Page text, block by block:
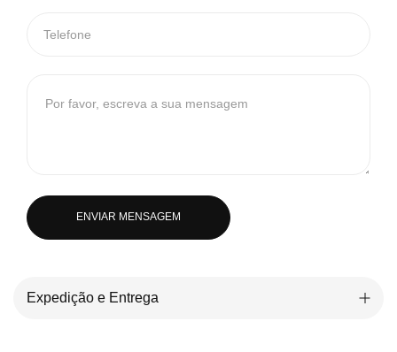
ENVIAR MENSAGEM
Expedição e Entrega